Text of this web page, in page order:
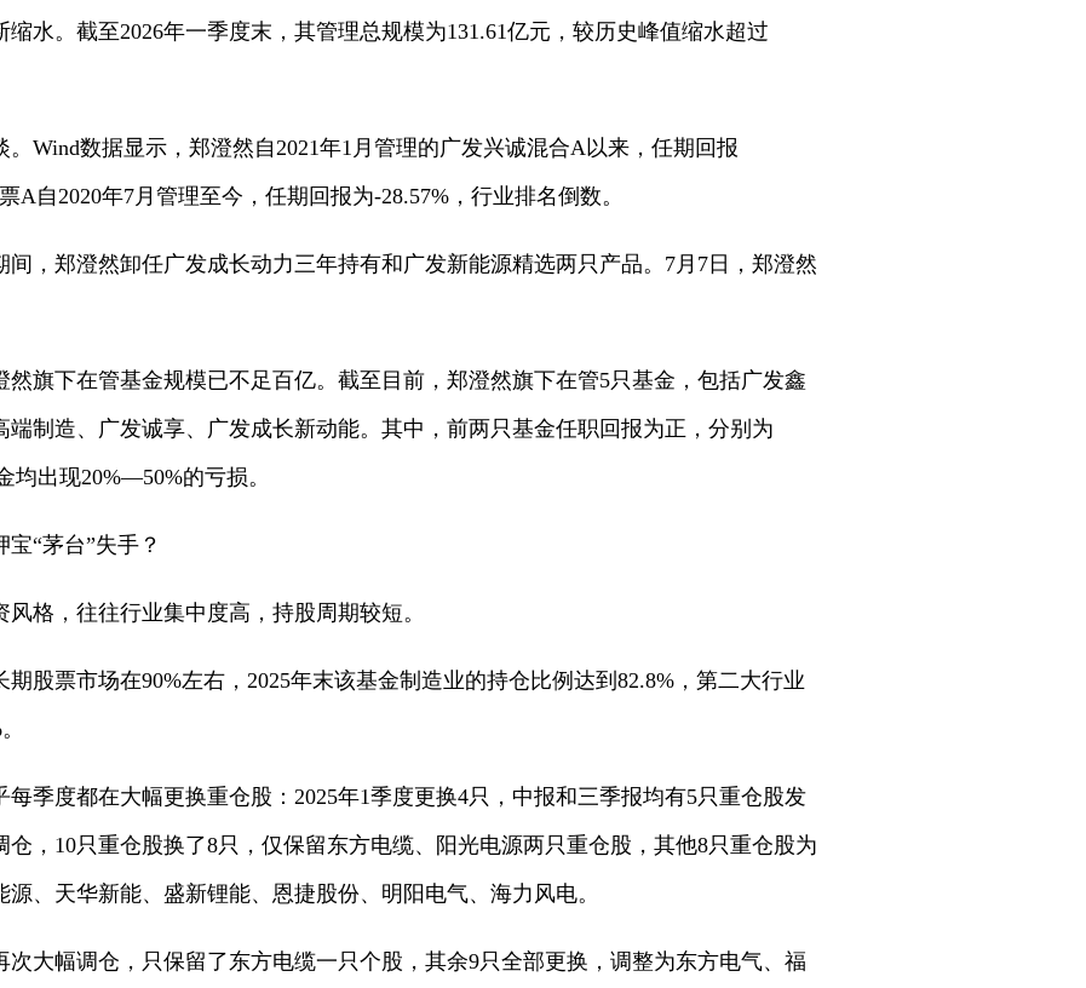
水。截至2026年一季度末，其管理总规模为131.61亿元，较历史峰值缩水超过
。Wind数据显示，郑澄然自2021年1月管理的广发兴诚混合A以来，任期回报
A自2020年7月管理至今，任期回报为-28.57%，行业排名倒数。
间，郑澄然卸任广发成长动力三年持有和广发新能源精选两只产品。7月7日，郑澄然
然旗下在管基金规模已不足百亿。截至目前，郑澄然旗下在管5只基金，包括广发鑫
制造、广发诚享、广发成长新动能。其中，前两只基金任职回报为正，分别为
均出现20%—50%的亏损。
“茅台”失手？
格，往往行业集中度高，持股周期较短。
股票市场在90%左右，2025年末该基金制造业的持仓比例达到82.8%，第二大行业
季度都在大幅更换重仓股：2025年1季度更换4只，中报和三季报均有5只重仓股发
，10只重仓股换了8只，仅保留东方电缆、阳光电源两只重仓股，其他8只重仓股为
、天华新能、盛新锂能、恩捷股份、明阳电气、海力风电。
次大幅调仓，只保留了东方电缆一只个股，其余9只全部更换，调整为东方电气、福